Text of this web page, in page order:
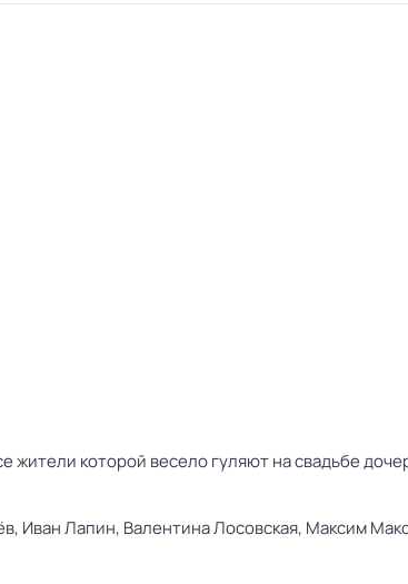
жители которой весело гуляют на свадьбе
Иван Лапин, Валентина Лосовская, Максим